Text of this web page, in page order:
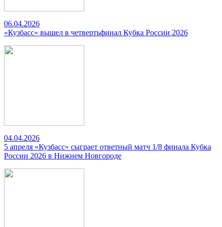
06.04.2026
«Кузбасс» вышел в четвертьфинал Кубка России 2026
04.04.2026
5 апреля «Кузбасс» сыграет ответный матч 1/8 финала Кубка
России 2026 в Нижнем Новгороде